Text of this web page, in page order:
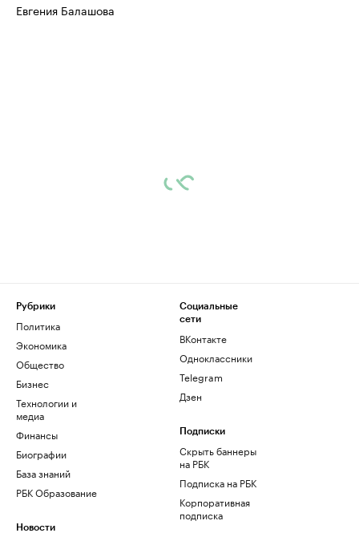
Евгения Балашова
Рубрики
Политика
Экономика
Общество
Бизнес
Технологии и
медиа
Финансы
Биографии
База знаний
РБК Образование
Новости
Социальные
сети
ВКонтакте
Одноклассники
Telegram
Дзен
Подписки
Скрыть баннеры
на РБК
Подписка на РБК
Корпоративная
подписка